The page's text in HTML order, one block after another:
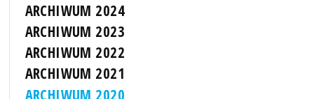
ARCHIWUM 2024
ARCHIWUM 2023
ARCHIWUM 2022
ARCHIWUM 2021
ARCHIWUM 2020